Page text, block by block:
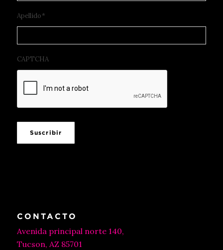
Apellido*
CAPTCHA
Suscribir
CONTACTO
Avenida principal norte 140,
Tucson, AZ 85701